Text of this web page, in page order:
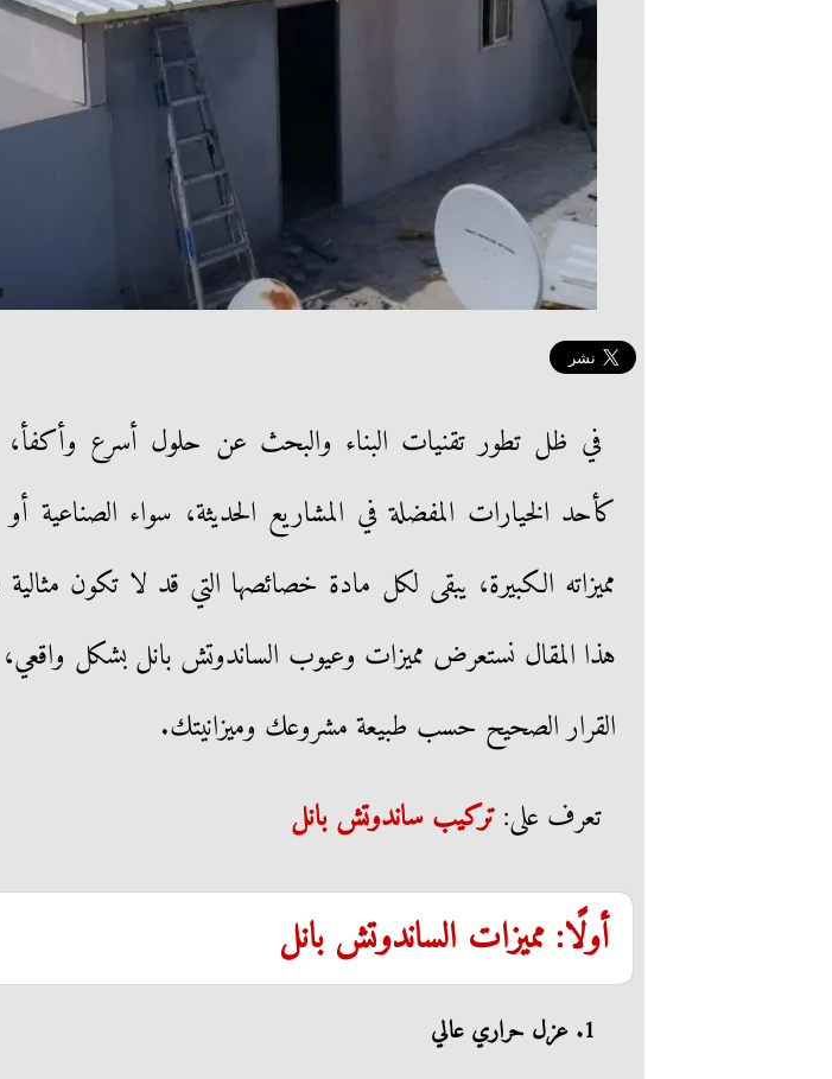
في ظل تطور تقنيات البناء والبحث عن حلول أسرع
كأحد الخيارات المفضلة في المشاريع الحديثة، سواء الصناعية
مميزاته الكبيرة، يبقى لكل مادة خصائصها التي قد لا تكون
هذا المقال نستعرض مميزات وعيوب الساندوتش بانل بشكل
القرار الصحيح حسب طبيعة مشروعك وميزانيتك.
تعرف على:تركيب ساندوتش بانل
أولًا: مميزات الساندوتش بانل
1. عزل حراري عالي
بث مباشر..